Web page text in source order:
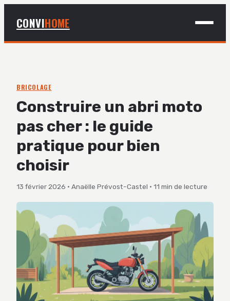
CONVIHOME
BRICOLAGE
DÉCO
JARDINAGE
BRICOLAGE
Construire un abri moto
pas cher : le guide
pratique pour bien
choisir
13 février 2026 · Anaëlle Prévost-Castel · 11 min de lecture